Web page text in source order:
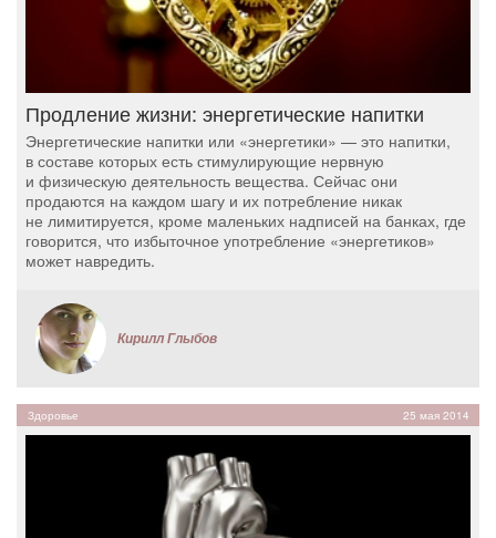
Продление жизни: энергетические напитки
Энергетические напитки или «энергетики» — это напитки,
в составе которых есть стимулирующие нервную
и физическую деятельность вещества. Сейчас они
продаются на каждом шагу и их потребление никак
не лимитируется, кроме маленьких надписей на банках, где
говорится, что избыточное употребление «энергетиков»
может навредить.
Кирилл Глыбов
Здоровье 25 мая 2014